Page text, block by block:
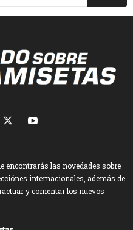
encontrarás las novedades sobre
internacionales, además de
y comentar los nuevos